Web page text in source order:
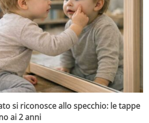
si riconosce allo specchio: le tappe
ai 2 anni